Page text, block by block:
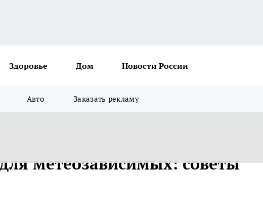
Здоровье Дом Новости России
Авто Заказать рекламу
метеозависимых: советы